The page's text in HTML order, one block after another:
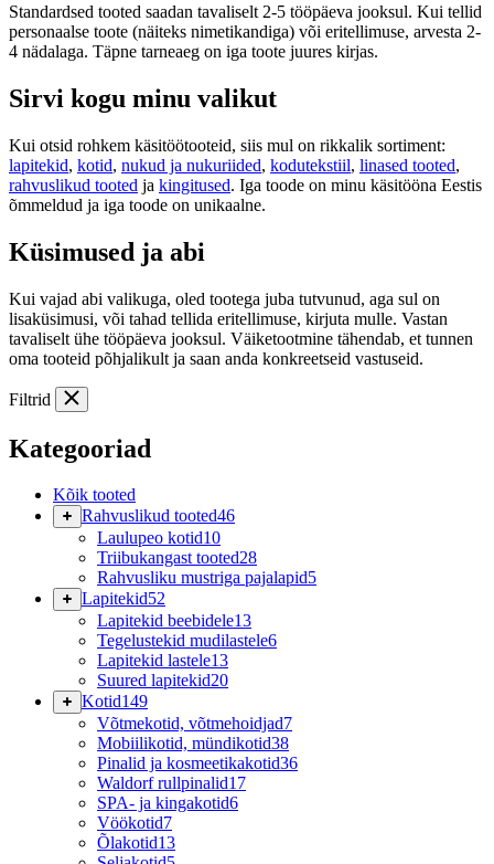
Standardsed tooted saadan tavaliselt 2-5 tööpäeva jooksul. Kui tellid
personaalse toote (näiteks nimetikandiga) või eritellimuse, arvesta 2-
4 nädalaga. Täpne tarneaeg on iga toote juures kirjas.
Sirvi kogu minu valikut
Kui otsid rohkem käsitöötooteid, siis mul on rikkalik sortiment:
lapitekid, kotid, nukud ja nukuriided, kodutekstiil, linased tooted,
rahvuslikud tooted ja kingitused. Iga toode on minu käsitööna Eestis
õmmeldud ja iga toode on unikaalne.
Küsimused ja abi
Kui vajad abi valikuga, oled tootega juba tutvunud, aga sul on
lisaküsimusi, või tahad tellida eritellimuse, kirjuta mulle. Vastan
tavaliselt ühe tööpäeva jooksul. Väiketootmine tähendab, et tunnen
oma tooteid põhjalikult ja saan anda konkreetseid vastuseid.
Filtrid
Kategooriad
Kõik tooted
Rahvuslikud tooted46
Laulupeo kotid10
Triibukangast tooted28
Rahvusliku mustriga pajalapid5
Lapitekid52
Lapitekid beebidele13
Tegelustekid mudilastele6
Lapitekid lastele13
Suured lapitekid20
Kotid149
Võtmekotid, võtmehoidjad7
Mobiilikotid, mündikotid38
Pinalid ja kosmeetikakotid36
Waldorf rullpinalid17
SPA- ja kingakotid6
Vöökotid7
Õlakotid13